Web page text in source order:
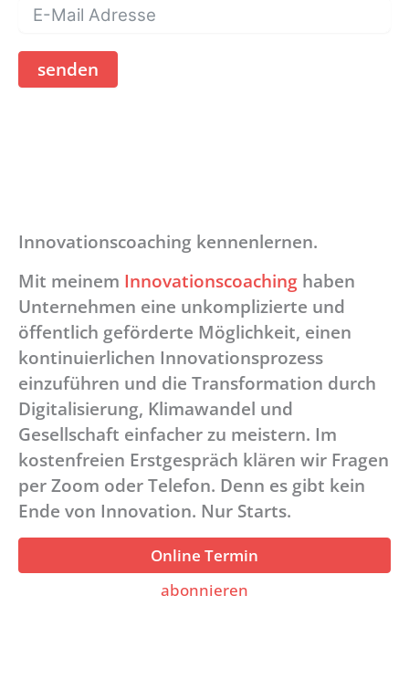
senden
Innovationscoaching kennenlernen.
Mit meinem Innovationscoaching haben
Unternehmen eine unkomplizierte und
öffentlich geförderte Möglichkeit, einen
kontinuierlichen Innovationsprozess
einzuführen und die Transformation durch
Digitalisierung, Klimawandel und
Gesellschaft einfacher zu meistern. Im
kostenfreien Erstgespräch klären wir Fragen
per Zoom oder Telefon. Denn es gibt kein
Ende von Innovation. Nur Starts.
Online Termin
abonnieren